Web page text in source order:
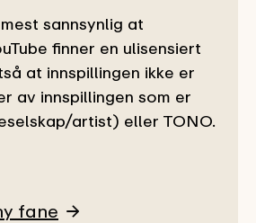
sannsynlig at
finner en ulisensiert
at innspillingen ikke er
av innspillingen som er
artist) eller TONO.
fane